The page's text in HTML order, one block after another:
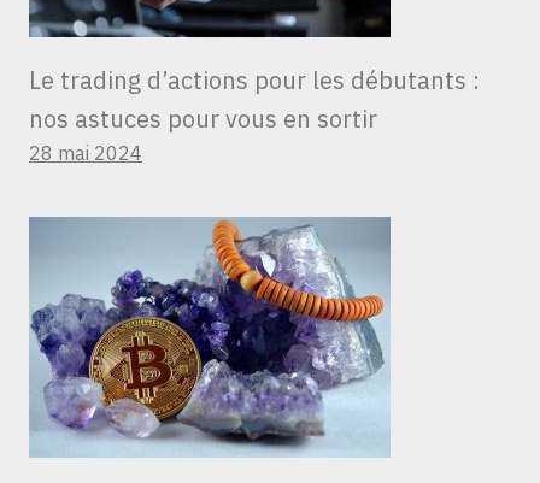
Le trading d’actions pour les débutants :
nos astuces pour vous en sortir
28 mai 2024